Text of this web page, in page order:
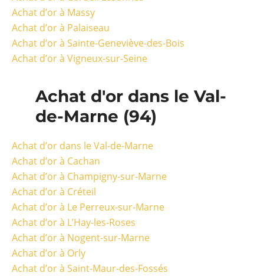
Achat d’or à Massy
Achat d’or à Palaiseau
Achat d’or à Sainte-Geneviève-des-Bois
Achat d’or à Vigneux-sur-Seine
Achat d'or dans le Val-
de-Marne (94)
Achat d’or dans le Val-de-Marne
Achat d’or à Cachan
Achat d’or à Champigny-sur-Marne
Achat d’or à Créteil
Achat d’or à Le Perreux-sur-Marne
Achat d’or à L’Hay-les-Roses
Achat d’or à Nogent-sur-Marne
Achat d’or à Orly
Achat d’or à Saint-Maur-des-Fossés